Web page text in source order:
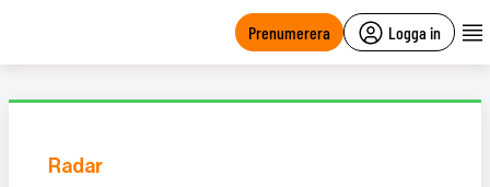
Prenumerera Logga in
Radar